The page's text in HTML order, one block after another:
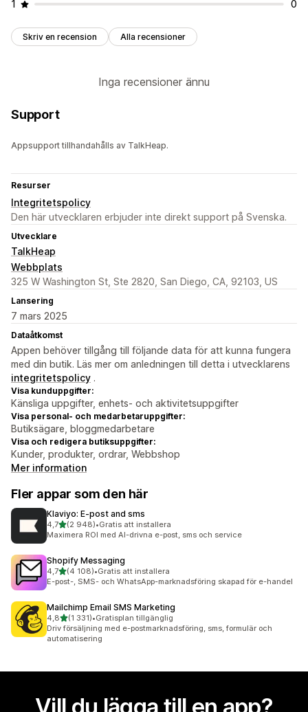
1 0
Skriv en recension Alla recensioner
Inga recensioner ännu
Support
Appsupport tillhandahålls av TalkHeap.
Resurser
Integritetspolicy
Den här utvecklaren erbjuder inte direkt support på Svenska.
Utvecklare
TalkHeap
Webbplats
325 W Washington St, Ste 2820, San Diego, CA, 92103, US
Lansering
7 mars 2025
Dataåtkomst
Appen behöver tillgång till följande data för att kunna fungera
med din butik. Läs mer om anledningen till detta i utvecklarens
integritetspolicy .
Visa kunduppgifter:
Känsliga uppgifter, enhets- och aktivitetsuppgifter
Visa personal- och medarbetaruppgifter:
Butiksägare, bloggmedarbetare
Visa och redigera butiksuppgifter:
Kunder, produkter, ordrar, Webbshop
Mer information
Fler appar som den här
Klaviyo: E‑post and sms
4,7av 5 stjärnor
(2 948)
2948 recensioner totalt
•Gratis att installera
Maximera ROI med AI-drivna e-post, sms och service
Shopify Messaging
4,7av 5 stjärnor
(4 108)
4108 recensioner totalt
•Gratis att installera
E-post-, SMS- och WhatsApp-marknadsföring skapad för e-handel
Mailchimp Email SMS Marketing
4,8av 5 stjärnor
(1 331)
1331 recensioner totalt
•Gratisplan tillgänglig
Driv försäljning med e-postmarknadsföring, sms, formulär och
automatisering